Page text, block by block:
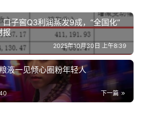
口子窖Q3利润蒸发9成，“全国化”
报
2025年10月30日 上午8:39
液一见倾心圈粉年轻人
下一篇